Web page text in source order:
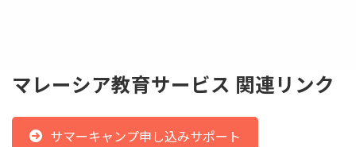
マレーシア教育サービス 関連リンク
サマーキャンプ申し込みサポート